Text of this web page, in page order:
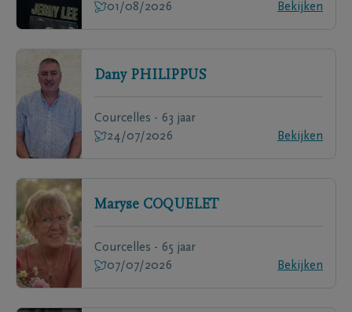
01/08/2026
Bekijken
Dany PHILIPPUS
Courcelles - 63 jaar
24/07/2026
Bekijken
Maryse COQUELET
Courcelles - 65 jaar
07/07/2026
Bekijken